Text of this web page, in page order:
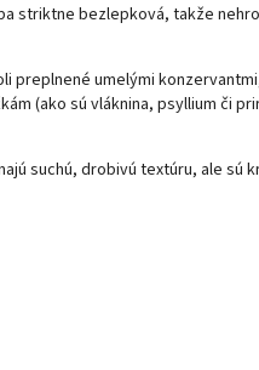
striktne bezlepková, takže
preplnené umelými
(ako sú vláknina, psyllium či
suchú, drobivú textúru, ale sú